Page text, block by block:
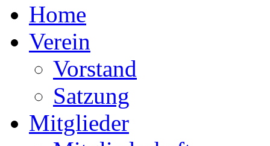
Home
Verein
Vorstand
Satzung
Mitglieder